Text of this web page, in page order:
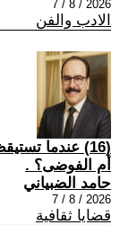
2026 / 8 / 7
الادب والفن
(16) عندما
أم الفوضى؟ .
حامد الضبياني
2026 / 8 / 7
قضايا ثقافية